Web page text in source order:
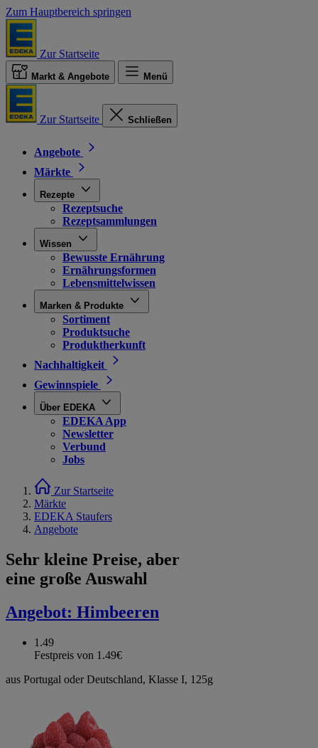
Zum Hauptbereich springen
Zur Startseite
Markt & Angebote Menü
Zur Startseite Schließen
Angebote
Märkte
Rezepte
Rezeptsuche
Rezeptsammlungen
Wissen
Bewusste Ernährung
Ernährungsformen
Lebensmittelwissen
Marken & Produkte
Sortiment
Produktsuche
Produktherkunft
Nachhaltigkeit
Gewinnspiele
Über EDEKA
EDEKA App
Newsletter
Verbund
Jobs
Zur Startseite
Märkte
EDEKA Staufers
Angebote
Sehr kleine Preise, aber
eine große Auswahl
Angebot: Himbeeren
1.49
Festpreis von 1.49€
aus Portugal oder Deutschland, Klasse I, 125g